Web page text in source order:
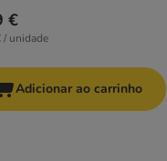
€
/ unidade
Adicionar ao carrinho